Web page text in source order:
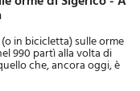
in bicicletta) sulle orme
990 partì alla volta di
che, ancora oggi, è